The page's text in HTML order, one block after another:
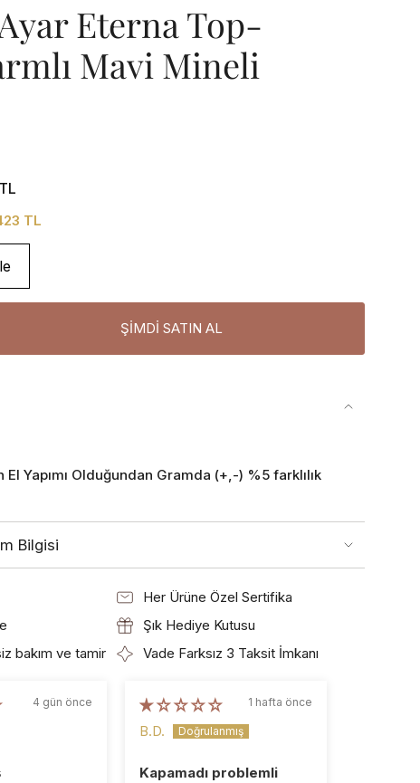
Eterna Top-
Mavi Mineli
TL
ŞIMDI SATIN AL
El Yapımı Olduğundan Gramda (+,-) %5 farklılık
Bilgisi
Her Ürüne Özel Sertifika
Şık Hediye Kutusu
bakım ve tamir
Vade Farksız 3 Taksit İmkanı
4 gün önce 1 hafta önce
B.D.
Kapamadı problemli